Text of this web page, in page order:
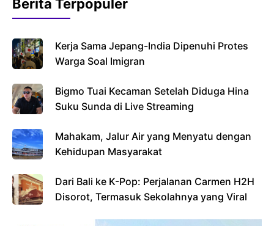
Berita Terpopuler
Kerja Sama Jepang-India Dipenuhi Protes
Warga Soal Imigran
Bigmo Tuai Kecaman Setelah Diduga Hina
Suku Sunda di Live Streaming
Mahakam, Jalur Air yang Menyatu dengan
Kehidupan Masyarakat
Dari Bali ke K-Pop: Perjalanan Carmen H2H
Disorot, Termasuk Sekolahnya yang Viral